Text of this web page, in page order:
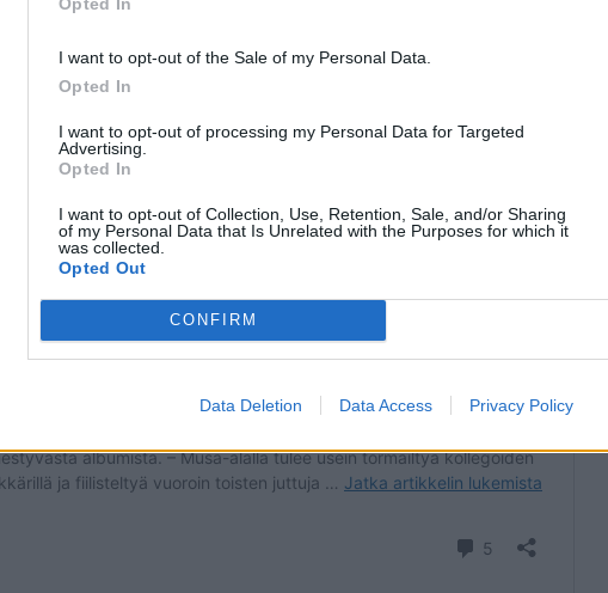
I want to opt-out of the Sale of my Personal Data.
Opted In
I want to opt-out of processing my Personal Data for Targeted
Advertising.
Opted In
I want to opt-out of Collection, Use, Retention, Sale, and/or Sharing
of my Personal Data that Is Unrelated with the Purposes for which it
was collected.
Opted Out
CONFIRM
Data Deletion Data Access Privacy Policy